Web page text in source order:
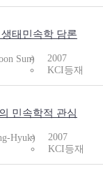
태민속학 담론
Sun)
2007
KCI등재
민속학적 관심
Hyuk)
2007
KCI등재